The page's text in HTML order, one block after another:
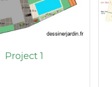
Project 1